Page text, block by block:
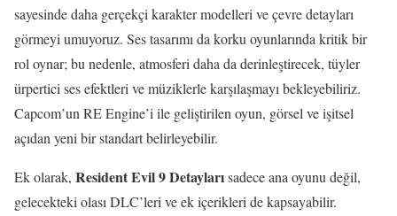
sayesinde daha gerçekçi karakter modelleri ve çevre detayları
görmeyi umuyoruz. Ses tasarımı da korku oyunlarında kritik bir
rol oynar; bu nedenle, atmosferi daha da derinleştirecek, tüyler
ürpertici ses efektleri ve müziklerle karşılaşmayı bekleyebiliriz.
Capcom’un RE Engine’i ile geliştirilen oyun, görsel ve işitsel
açıdan yeni bir standart belirleyebilir.
Ek olarak, Resident Evil 9 Detaylarısadece ana oyunu değil,
gelecekteki olası DLC’leri ve ek içerikleri de kapsayabilir.